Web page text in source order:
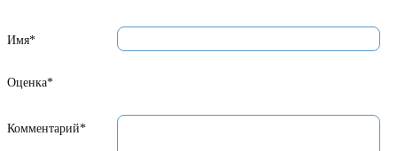
Имя*
Оценка*
Комментарий*